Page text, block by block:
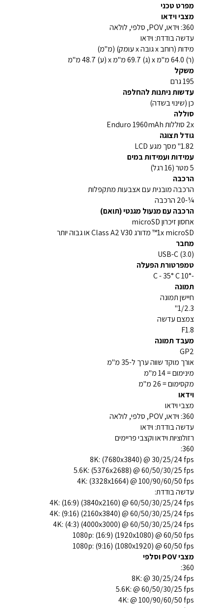
מפרט טכני
מצבי וידאו
360: וידאו, POV, סלפי, לולאה
עדשה בודדת: וידאו
מידות (רוחב x גובה x עומק) (מ"מ)
(ר) 64.0 מ"מ x (ג) 69.7 מ"מ x (ע) 48.7 מ"מ
משקל
195 גרם
עדשות ניתנות להחלפה
כן (שינוי בשדה)
סוללה
2x סוללות Enduro 1960mAh
גודל תצוגה
1.82" מסך מגע LCD
עמידות ועמידות במים
5 מטר (16 רגל)
הרכבה
הרכבה מובנית עם אצבעות מתקפלות
¼-20 הרכבה
הרכבה עם מנעול מגנטי (תואם)
אחסון זיכרון microSD
1x microSD™ מדורג Class A2 V30 או גבוה יותר
מחבר
USB-C (3.0)
טמפרטורת הפעלה
-10° C - 35° C
תמונה
חיישן תמונה
1/2.3"
צמצם עדשה
F1.8
מעבד תמונה
GP2
אורך מוקד שווה ערך ל-35 מ"מ
מינימום = 14 מ"מ
מקסימום = 26 מ"מ
וידאו
מצבי וידאו
360: וידאו, POV, סלפי, לולאה
עדשה בודדת: וידאו
רזולוציות וידאו וקצבי פריימים
360:
8K: (7680x3840) @ 30/25/24 fps
5.6K: (5376x2688) @ 60/50/30/25 fps
4K: (3328x1664) @ 100/90/60/50 fps
עדשה בודדת:
4K: (16:9) (3840x2160) @ 60/50/30/25/24 fps
4K: (9:16) (2160x3840) @ 60/50/30/25/24 fps
4K: (4:3) (4000x3000) @ 60/50/30/25/24 fps
1080p: (16:9) (1920x1080) @ 60/50 fps
1080p: (9:16) (1080x1920) @ 60/50 fps
מצבי POV וסלפי
360:
8K: @ 30/25/24 fps
5.6K: @ 60/50/30/25 fps
4K: @ 100/90/60/50 fps